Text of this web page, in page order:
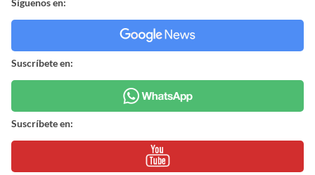
Suscríbete en:
Suscríbete en: